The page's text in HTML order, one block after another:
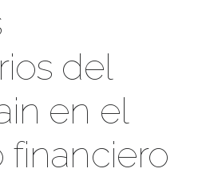
del
en el
financiero